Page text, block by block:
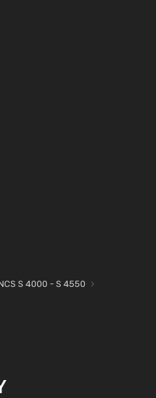
S 4000 - S 4550